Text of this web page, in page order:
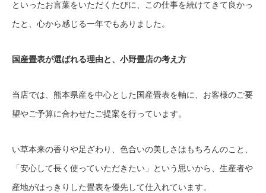
といったお言葉をいただくたびに、この仕事を続けてきて良かっ
たと、心から感じる一年でもありました。
国産畳表が選ばれる理由と、小野畳店の考え方
当店では、熊本県産を中心とした国産畳表を軸に、お客様のご要
望やご予算に合わせたご提案を行っています。
い草本来の香りや足ざわり、色合いの美しさはもちろんのこと、
「安心して長く使っていただきたい」という思いから、生産者や
産地がはっきりした畳表を優先して仕入れています。